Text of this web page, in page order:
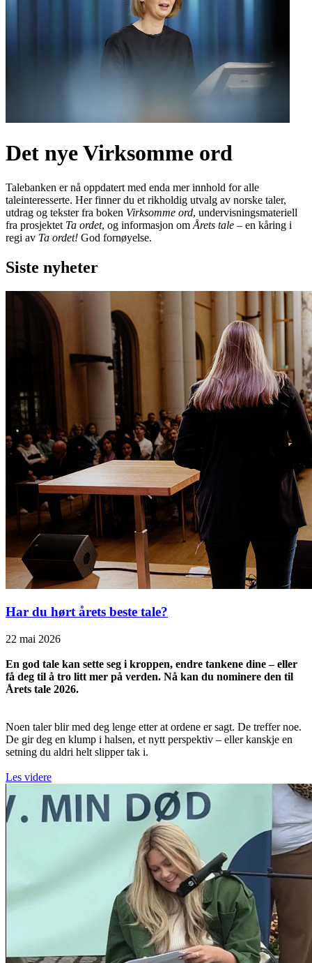
Det nye Virksomme ord
Talebanken er nå oppdatert med enda mer innhold for alle
taleinteresserte. Her finner du et rikholdig utvalg av norske taler,
utdrag og tekster fra boken Virksomme ord, undervisningsmateriell
fra prosjektet Ta ordet, og informasjon om Årets tale – en kåring i
regi av Ta ordet! God fornøyelse.
Siste nyheter
Har du hørt årets beste tale?
22 mai 2026
En god tale kan sette seg i kroppen, endre tankene dine – eller
få deg til å tro litt mer på verden. Nå kan du nominere den til
Årets tale 2026.
Noen taler blir med deg lenge etter at ordene er sagt. De treffer noe.
De gir deg en klump i halsen, et nytt perspektiv – eller kanskje en
setning du aldri helt slipper tak i.
Les videre